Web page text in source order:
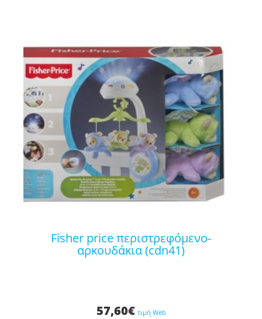
fisher price περιστρεφόμενο-
αρκουδάκια (cdn41)
57,60€ τιμή Web